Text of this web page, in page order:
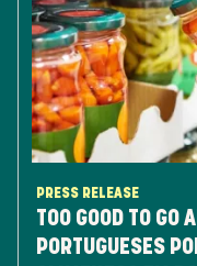
PRESS RELEASE
TOO GOOD TO
PORTUGUESES